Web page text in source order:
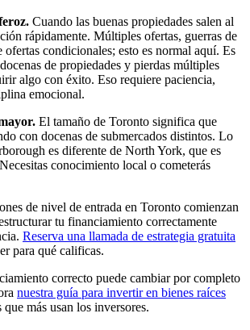
Cuando las buenas propiedades salen al
rápidamente. Múltiples ofertas, guerras de
condicionales; esto es normal aquí. Es
de propiedades y pierdas múltiples
algo con éxito. Eso requiere paciencia,
emocional.
El tamaño de Toronto significa que
con docenas de submercados distintos. Lo
es diferente de North York, que es
conocimiento local o cometerás
de nivel de entrada en Toronto comienzan
tu financiamiento correctamente
Reserva una llamada de estrategia gratuita
para qué calificas.
correcto puede cambiar por completo
nuestra guía para invertir en bienes raíces
más usan los inversores.